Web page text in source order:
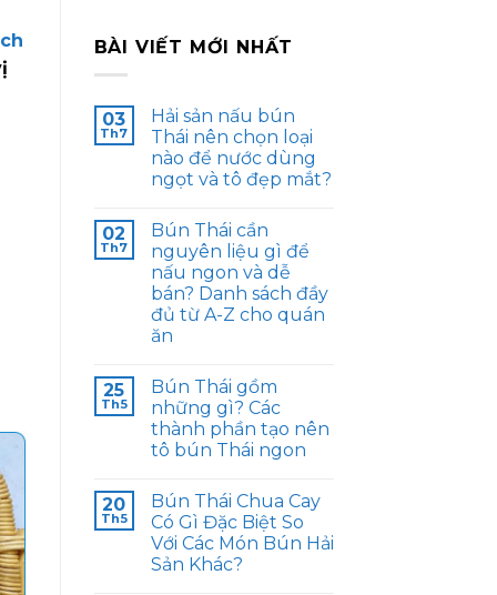
BÀI VIẾT MỚI NHẤT
03
Th7
Hải sản nấu bún
Thái nên chọn loại
nào để nước dùng
ngọt và tô đẹp mắt?
02
Th7
Bún Thái cần
nguyên liệu gì để
nấu ngon và dễ
bán? Danh sách đầy
đủ từ A-Z cho quán
ăn
25
Th5
Bún Thái gồm
những gì? Các
thành phần tạo nên
tô bún Thái ngon
20
Th5
Bún Thái Chua Cay
Có Gì Đặc Biệt So
Với Các Món Bún Hải
Sản Khác?